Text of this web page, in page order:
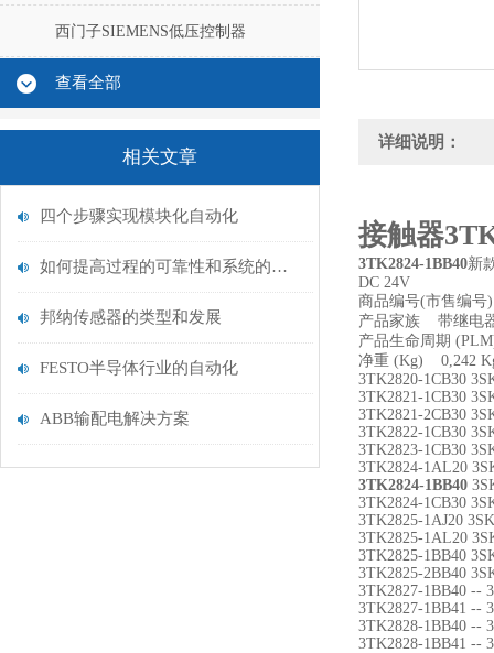
西门子SIEMENS低压控制器
查看全部
相关文章
四个步骤实现模块化自动化
如何提高过程的可靠性和系统的标准化
邦纳传感器的类型和发展
FESTO半导体行业的自动化
ABB输配电解决方案
详细说明：
接触器
3TK2824-1BB40新
DC 24V
商品编号(市售编
产品家族 带继电
产品生命周期
净重 (Kg) 0,242
3TK2820-1CB30
3TK2821-1CB30
3TK2821-2CB30
3TK2822-1CB30
3TK2823-1CB30
3TK2824-1AL20
3TK2824-1BB40
3TK2824-1CB30
3TK2825-1AJ20
3TK2825-1AL20
3TK2825-1BB40
3TK2825-2BB40
3TK2827-1BB40 --
3TK2827-1BB41 --
3TK2828-1BB40 --
3TK2828-1BB41 --